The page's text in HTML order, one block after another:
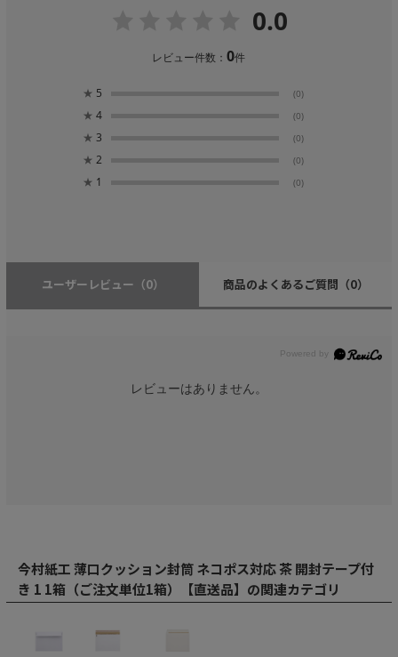
0.0
レビュー件数：0件
★ 5 (0)
★ 4 (0)
★ 3 (0)
★ 2 (0)
★ 1 (0)
ユーザーレビュー （0） 商品のよくあるご質問 （0）
レビューはありません。
今村紙工 薄口クッション封筒 ネコポス対応 茶 開封テープ付
き 1 1箱（ご注文単位1箱）【直送品】の関連カテゴリ